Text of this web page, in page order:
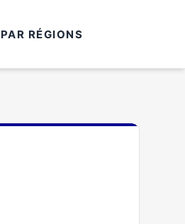
PAR RÉGIONS